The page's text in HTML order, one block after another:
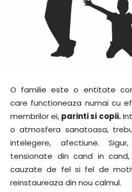
O familie este o entitate
care functioneaza numai cu
membrilor ei, parinti si copii.
o atmosfera sanatoasa,
intelegere, afectiune.
tensionate din cand in cand,
cauzate de fel si fel de
reinstaureaza din nou calmul.